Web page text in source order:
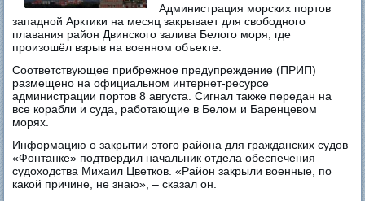
Администрация морских портов
западной Арктики на месяц закрывает для свободного
плавания район Двинского залива Белого моря, где
произошёл взрыв на военном объекте.
Соответствующее прибрежное предупреждение (ПРИП)
размещено на официальном интернет-ресурсе
администрации портов 8 августа. Сигнал также передан на
все корабли и суда, работающие в Белом и Баренцевом
морях.
Информацию о закрытии этого района для гражданских судов
«Фонтанке» подтвердил начальник отдела обеспечения
судоходства Михаил Цветков. «Район закрыли военные, по
какой причине, не знаю», – сказал он.